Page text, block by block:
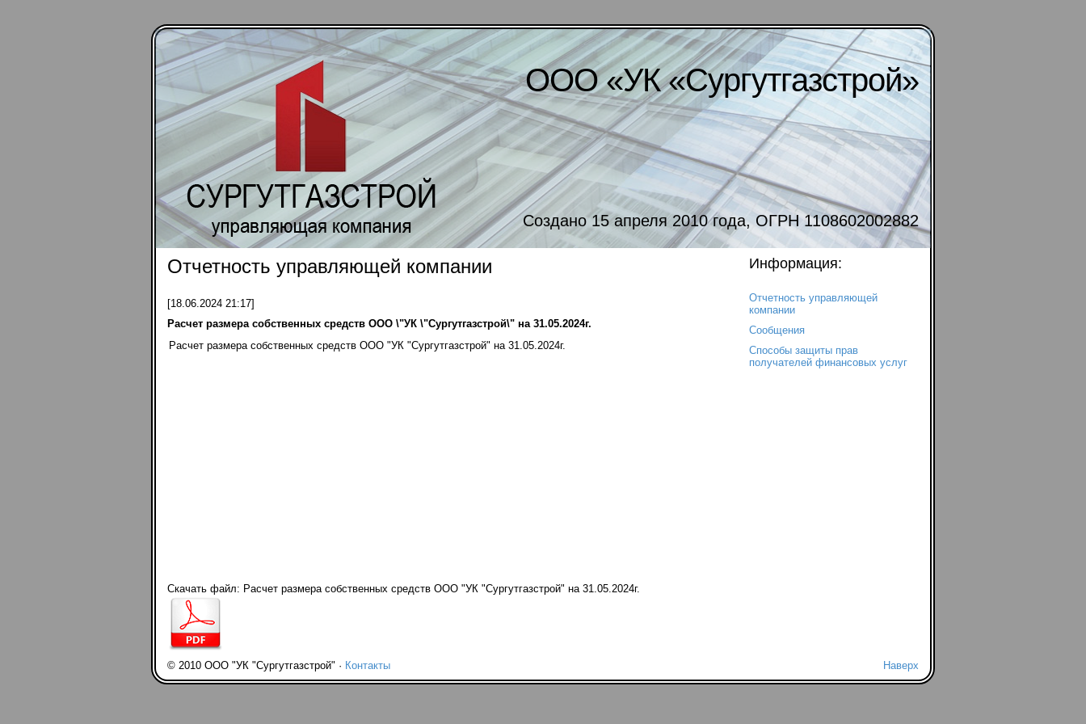
ООО «УК «Сургутгазстрой»
Создано 15 апреля 2010 года, ОГРН 1108602002882
Отчетность управляющей компании
[18.06.2024 21:17]
Расчет размера собственных средств ООО \"УК \"Сургутгазстрой\" на 31.05.2024г.
Скачать файл: Расчет размера собственных средств ООО "УК "Сургутгазстрой" на 31.05.2024г.
Информация:
Отчетность управляющей
компании
Сообщения
Способы защиты прав
получателей финансовых услуг
Наверх
© 2010 ООО "УК "Сургутгазстрой" · Контакты